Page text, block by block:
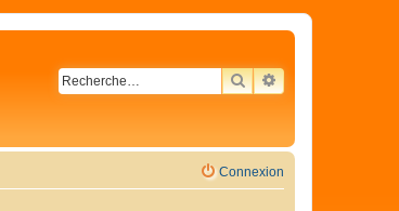
RECHERCHER
RECHERCHE
Connexion